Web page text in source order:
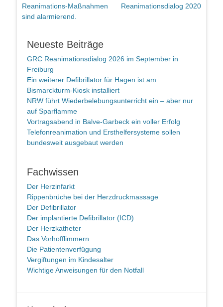
Beitrag:
Reanimations-Maßnahmen
sind alarmierend.
Beitrag:
Reanimationsdialog 2020
Neueste Beiträge
GRC Reanimationsdialog 2026 im September in
Freiburg
Ein weiterer Defibrillator für Hagen ist am
Bismarckturm-Kiosk installiert
NRW führt Wiederbelebungsunterricht ein – aber nur
auf Sparflamme
Vortragsabend in Balve-Garbeck ein voller Erfolg
Telefonreanimation und Ersthelfersysteme sollen
bundesweit ausgebaut werden
Fachwissen
Der Herzinfarkt
Rippenbrüche bei der Herzdruckmassage
Der Defibrillator
Der implantierte Defibrillator (ICD)
Der Herzkatheter
Das Vorhofflimmern
Die Patientenverfügung
Vergiftungen im Kindesalter
Wichtige Anweisungen für den Notfall